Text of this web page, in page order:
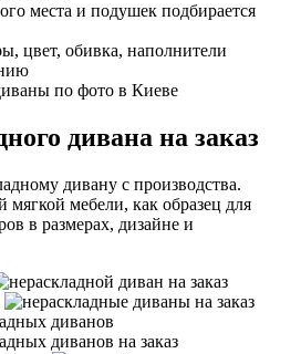
места и подушек подбирается
цвет, обивка, наполнители
по фото в Киеве
дивана на заказ
дивану с производства.
мягкой мебели, как образец для
в размерах, дизайне и